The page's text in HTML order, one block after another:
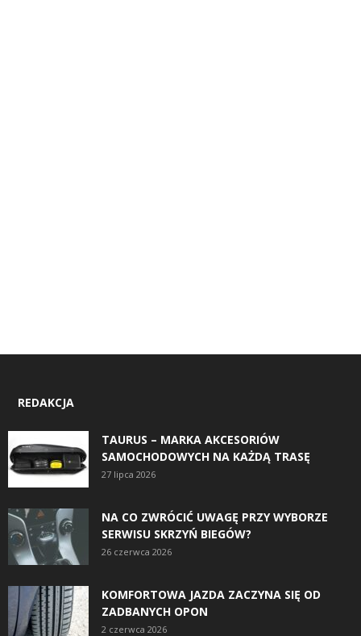
REDAKCJA
TAURUS – MARKA AKCESORIÓW
SAMOCHODOWYCH NA KAŻDĄ TRASĘ
27 lipca 2026
NA CO ZWRÓCIĆ UWAGĘ PRZY WYBORZE
SERWISU SKRZYŃ BIEGÓW?
26 czerwca 2026
KOMFORTOWA JAZDA ZACZYNA SIĘ OD
ZADBANYCH OPON
2 czerwca 2026